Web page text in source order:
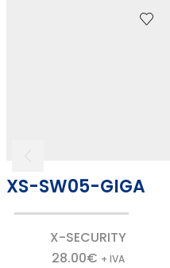
XS-SW05-GIGA
X-SECURITY
28.00€ + IVA